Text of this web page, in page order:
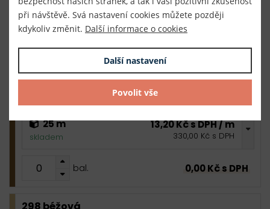
25 m
skladem
13,20 Kč s DPH / m
330,00 Kč s DPH
25 m
skladem
13,20 Kč s DPH / m
330,00 Kč s DPH
bal. 0,00 Kč s DPH
při návštěvě. Svá nastavení cookies můžete později
kdykoliv změnit. Další informace o cookies
Další nastavení
Povolit vše